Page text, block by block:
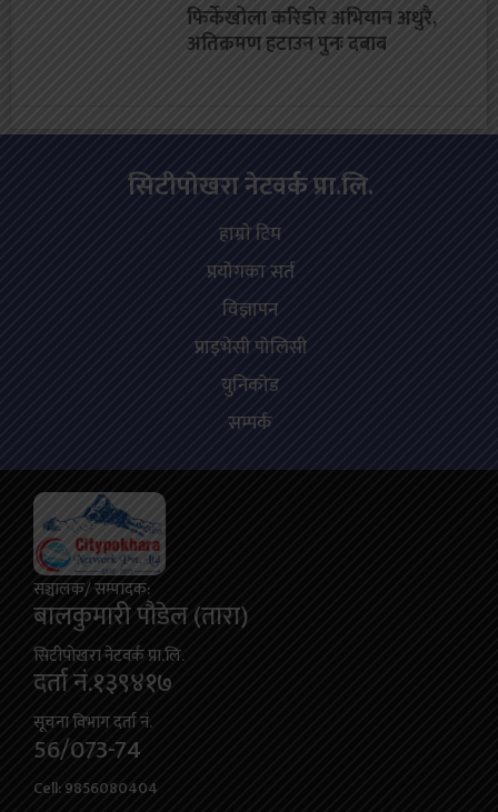
फिर्केखोला करिडाेर अभियान अधुरै,
अतिक्रमण हटाउन पुनः दबाब
सिटीपाेखरा नेटवर्क प्रा.लि.
हाम्राे टिम
प्रयोगका सर्त
विज्ञापन
प्राइभेसी पोलिसी
युनिकोड
सम्पर्क
सञ्चालक/ सम्पादक:
बालकुमारी पाैडेल (तारा)
सिटीपाेखरा नेटवर्क प्रा.लि.
दर्ता नं.१३९४१७
सूचना विभाग दर्ता नं.
56/073-74
Cell: 9856080404